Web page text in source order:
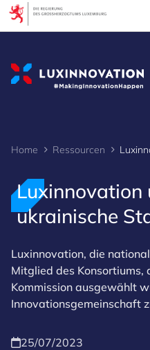
Home Ressourcen
ukrainische
Luxinnovation, die
Mitglied des Konsortiums,
Kommission ausgewählt
Innovationsgemeinschaft
25/07/2023
Cookies management panel